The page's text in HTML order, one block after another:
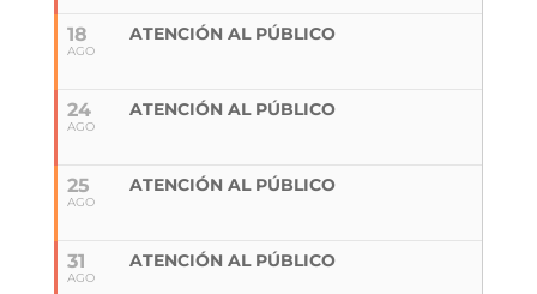
18
AGO
ATENCIÓN AL PÚBLICO
24
AGO
ATENCIÓN AL PÚBLICO
25
AGO
ATENCIÓN AL PÚBLICO
31
AGO
ATENCIÓN AL PÚBLICO